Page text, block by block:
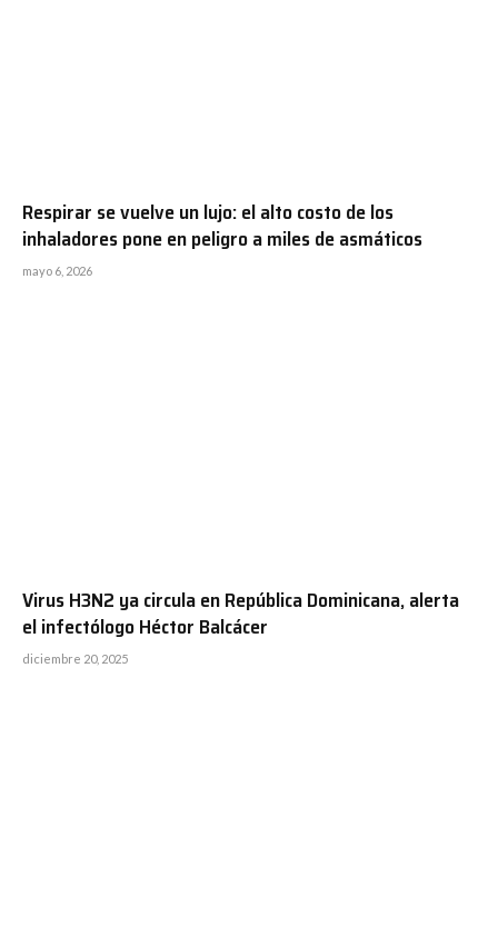
Respirar se vuelve un lujo: el alto costo de los
inhaladores pone en peligro a miles de asmáticos
mayo 6, 2026
Virus H3N2 ya circula en República Dominicana, alerta
el infectólogo Héctor Balcácer
diciembre 20, 2025